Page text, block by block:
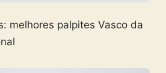
melhores palpites Vasco da